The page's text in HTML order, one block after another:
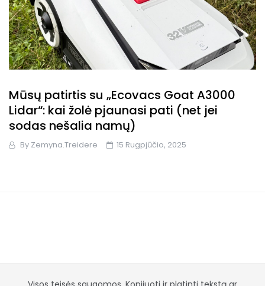
Mūsų patirtis su „Ecovacs Goat A3000
Lidar“: kai žolė pjaunasi pati (net jei
sodas nešalia namų)
By Zemyna.treidere 15 Rugpjūčio, 2025